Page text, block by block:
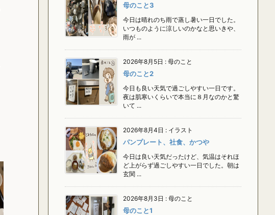
母のこと3
今日は晴れのち雨で蒸し暑い一日でした。
いつものように涼しいのかなと思いきや、
雨が ...
2026年8月5日 : 母のこと
母のこと2
今日も良い天気で過ごしやすい一日です。
夜は肌寒いくらいで本当に８月なのかと驚
いて ...
2026年8月4日 : イラスト
パンプレート、社食、かつや
今日は良い天気だったけど、気温はそれほ
ど上がらず過ごしやすい一日でした。朝は
玄関 ...
2026年8月3日 : 母のこと
母のこと1